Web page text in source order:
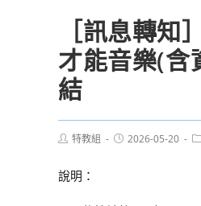
［訊息轉
才能音樂(含
結
Post特教組
Post2026-05-20
說明：